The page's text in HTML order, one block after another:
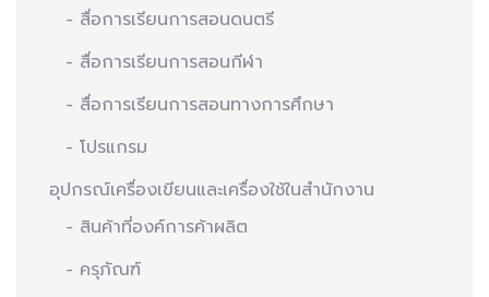
- สื่อการเรียนการสอนดนตรี
- สื่อการเรียนการสอนกีฬา
- สื่อการเรียนการสอนทางการศึกษา
- โปรแกรม
อุปกรณ์เครื่องเขียนและเครื่องใช้ในสำนักงาน
- สินค้าที่องค์การค้าผลิต
- ครุภัณฑ์